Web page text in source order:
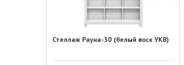
Стеллаж Рауна-30 (белый воск УКВ)